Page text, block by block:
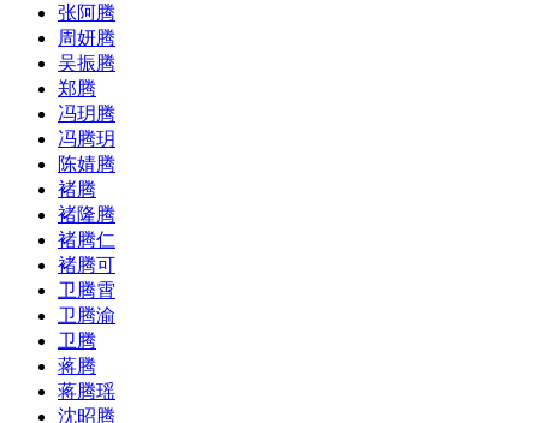
张阿腾
周妍腾
吴振腾
郑腾
冯玥腾
冯腾玥
陈婧腾
褚腾
褚隆腾
褚腾仁
褚腾可
卫腾霄
卫腾渝
卫腾
蒋腾
蒋腾瑶
沈昭腾